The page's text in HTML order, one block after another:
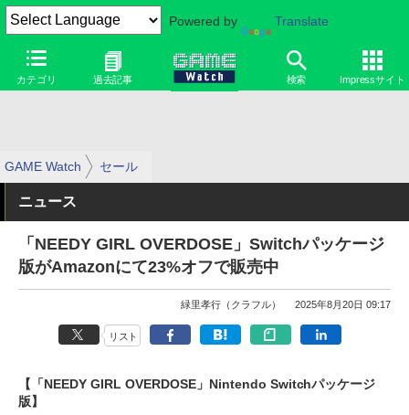
Powered by Translate
カテゴリ 過去記事 検索 Impressサイト
GAME Watch セール
ニュース
「NEEDY GIRL OVERDOSE」Switchパッケージ
版がAmazonにて23%オフで販売中
緑里孝行（クラフル） 2025年8月20日 09:17
リスト
【「NEEDY GIRL OVERDOSE」Nintendo Switchパッケージ
版】